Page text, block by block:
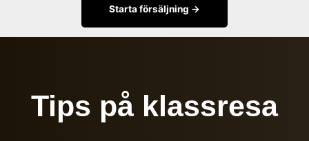
Starta försäljning →
Tips på klassresa